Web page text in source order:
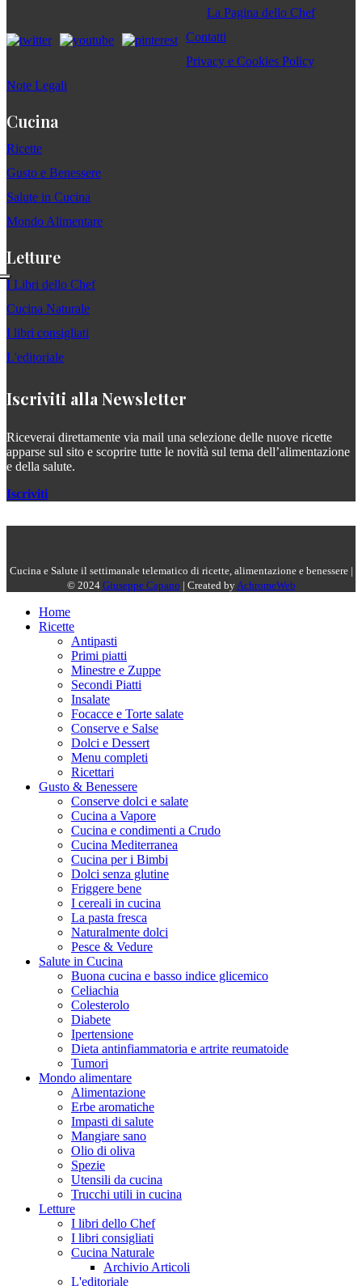
La Pagina dello Chef
Contatti
Privacy e Cookies Policy
Note Legali
Cucina
Ricette
Gusto e Benessere
Salute in Cucina
Mondo Alimentare
Letture
I Libri dello Chef
Cucina Naturale
I libri consigliati
L'editoriale
Iscriviti alla Newsletter
Riceverai direttamente via mail una selezione delle nuove ricette
apparse sul sito e scoprire tutte le novità sul tema dell’alimentazione
e della salute.
Iscriviti
Cucina e Salute il settimanale telematico di ricette, alimentazione e benessere |
© 2024 Giuseppe Capano | Created byAchromeWeb
Home
Ricette
Antipasti
Primi piatti
Minestre e Zuppe
Secondi Piatti
Insalate
Focacce e Torte salate
Conserve e Salse
Dolci e Dessert
Menu completi
Ricettari
Gusto & Benessere
Conserve dolci e salate
Cucina a Vapore
Cucina e condimenti a Crudo
Cucina Mediterranea
Cucina per i Bimbi
Dolci senza glutine
Friggere bene
I cereali in cucina
La pasta fresca
Naturalmente dolci
Pesce & Vedure
Salute in Cucina
Buona cucina e basso indice glicemico
Celiachia
Colesterolo
Diabete
Ipertensione
Dieta antinfiammatoria e artrite reumatoide
Tumori
Mondo alimentare
Alimentazione
Erbe aromatiche
Impasti di salute
Mangiare sano
Olio di oliva
Spezie
Utensili da cucina
Trucchi utili in cucina
Letture
I libri dello Chef
I libri consigliati
Cucina Naturale
Archivio Articoli
L'editoriale